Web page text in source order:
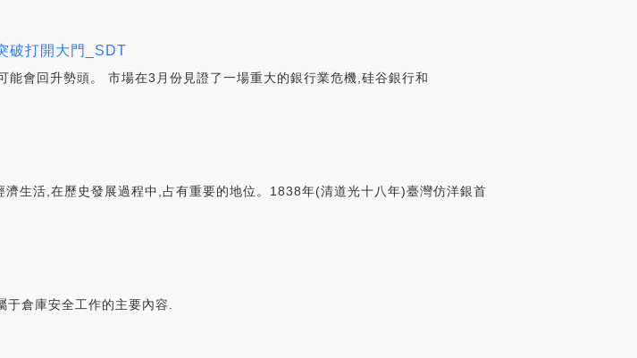
破打開大門_SDT
會回升勢頭。 市場在3月份見證了一場重大的銀行業危機,硅谷銀行和
生活,在歷史發展過程中,占有重要的地位。1838年(清道光十八年)臺灣仿洋銀首
倉庫安全工作的主要內容.